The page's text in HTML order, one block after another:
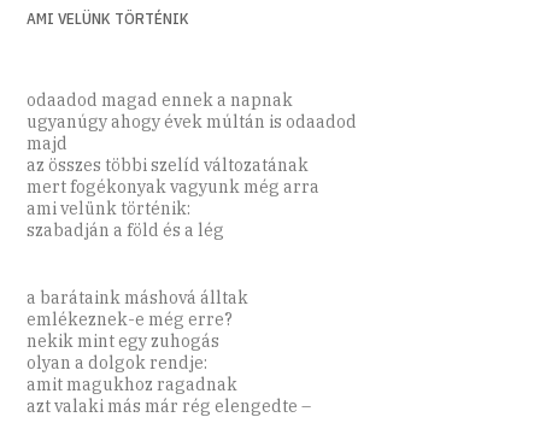
AMI VELÜNK TÖRTÉNIK
odaadod magad ennek a napnak
ugyanúgy ahogy évek múltán is odaadod
majd
az összes többi szelíd változatának
mert fogékonyak vagyunk még arra
ami velünk történik:
szabadján a föld és a lég
a barátaink máshová álltak
emlékeznek-e még erre?
nekik mint egy zuhogás
olyan a dolgok rendje:
amit magukhoz ragadnak
azt valaki más már rég elengedte –